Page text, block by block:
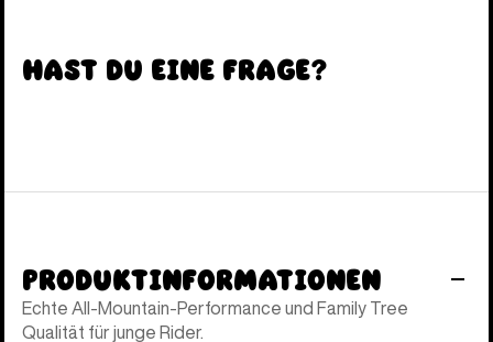
Hast du eine Frage?
Produktinformationen
Echte All-Mountain-Performance und Family Tree
Qualität für junge Rider.